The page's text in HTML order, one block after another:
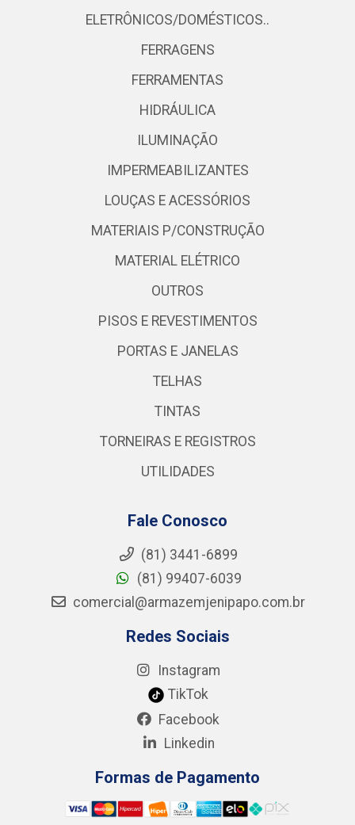
ELETRÔNICOS/DOMÉSTICOS..
FERRAGENS
FERRAMENTAS
HIDRÁULICA
ILUMINAÇÃO
IMPERMEABILIZANTES
LOUÇAS E ACESSÓRIOS
MATERIAIS P/CONSTRUÇÃO
MATERIAL ELÉTRICO
OUTROS
PISOS E REVESTIMENTOS
PORTAS E JANELAS
TELHAS
TINTAS
TORNEIRAS E REGISTROS
UTILIDADES
Fale Conosco
(81) 3441-6899
(81) 99407-6039
comercial@armazemjenipapo.com.br
Redes Sociais
Instagram
TikTok
Facebook
Linkedin
Formas de Pagamento